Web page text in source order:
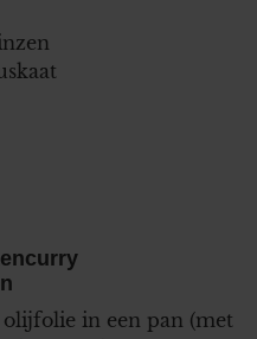
in een pan (met